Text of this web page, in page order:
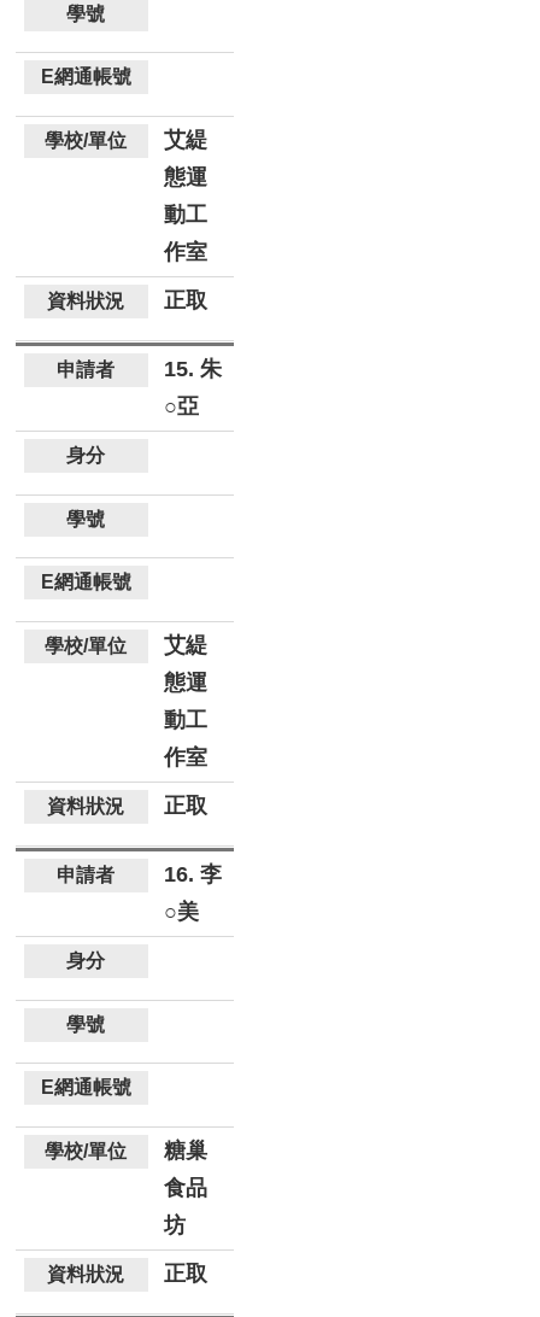
艾緹
態運
動工
作室
正取
15. 朱
○亞
艾緹
態運
動工
作室
正取
16. 李
○美
糖巢
食品
坊
正取